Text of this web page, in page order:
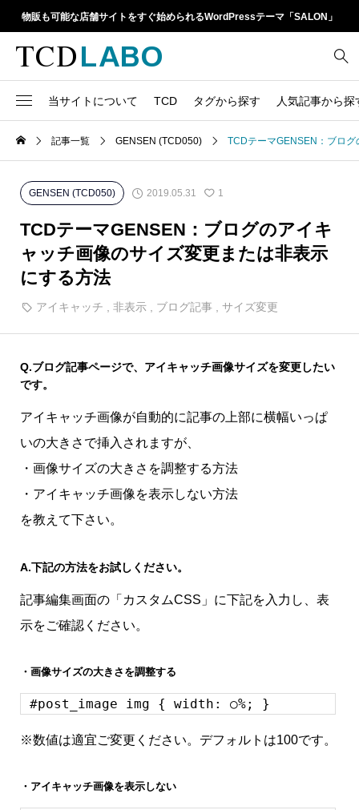
物販も可能な店舗サイトをすぐ始められるWordPressテーマ「SALON」
当サイトについて TCD タグから探す 人気記事から探
1カラム
Google Map
h1 14
iframe
meta description 21
retinaディスプレイ
SNSアイコン
Webフォント
TCD LABOとは
TCDテーマ一覧
ファイルの編集方法
WordPressテーマ比較
人気ランキング
アップデート情報
よくあるご質問
記事一覧 GENSEN (TCD050) TCDテーマGENSEN：ブロ
GENSEN (TCD050) 2019.05.31 1
TCDテーマGENSEN：ブログのアイキ
ャッチ画像のサイズ変更または非表示
にする方法
アイキャッチ , 非表示 , ブログ記事 , サイズ変更
Q.ブログ記事ページで、アイキャッチ画像サイズを変更したい
です。
アイキャッチ画像が自動的に記事の上部に横幅いっぱ
いの大きさで挿入されますが、
・画像サイズの大きさを調整する方法
・アイキャッチ画像を表示しない方法
を教えて下さい。
A.下記の方法をお試しください。
記事編集画面の「カスタムCSS」に下記を入力し、表
示をご確認ください。
・画像サイズの大きさを調整する
#post_image img { width: ○%; }
※数値は適宜ご変更ください。デフォルトは100です。
・アイキャッチ画像を表示しない